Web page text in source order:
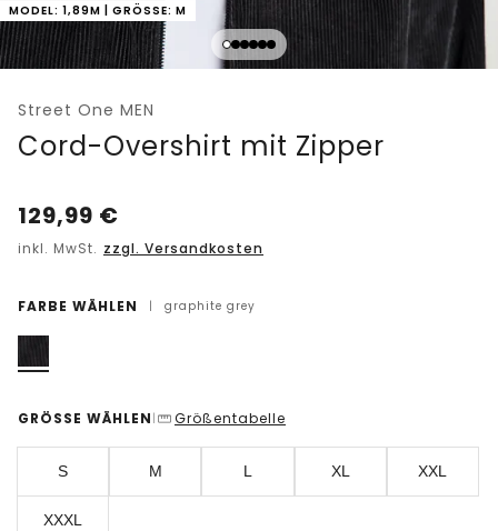
MODEL: 1,89M | GRÖSSE: M
Street One MEN
Cord-Overshirt mit Zipper
129,99 €
inkl. MwSt. zzgl. Versandkosten
FARBE WÄHLEN | graphite grey
GRÖSSE WÄHLEN | Größentabelle
S M L XL XXL
XXXL